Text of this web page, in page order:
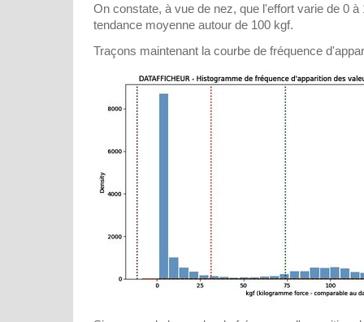
On constate, à vue de nez, que l'effort varie de 0 à
tendance moyenne autour de 100 kgf.
Traçons maintenant la courbe de fréquence